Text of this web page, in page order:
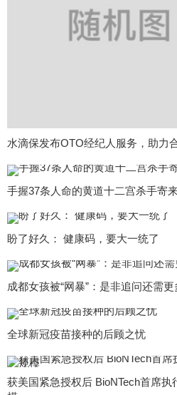
水滴保发布OTO经纪人服务，助力
手握37条人命的黄道十二宫杀手寄
盼了好久： 健康码，要大一统了
成都女孩被“网暴”：是非追问还需更
全球新冠疫苗接种的后顾之忧
获美国紧急授权后 BioNTech首席